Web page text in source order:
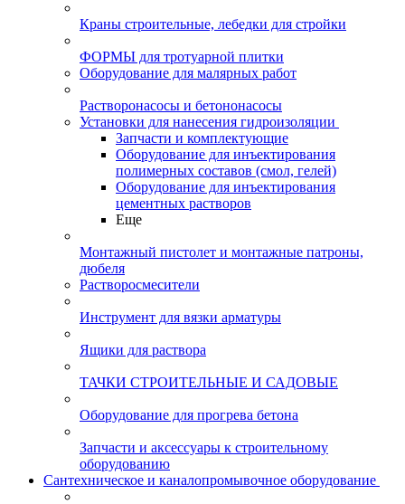
Краны строительные, лебедки для стройки
ФОРМЫ для тротуарной плитки
Оборудование для малярных работ
Растворонасосы и бетононасосы
Установки для нанесения гидроизоляции
Запчасти и комплектующие
Оборудование для инъектирования
полимерных составов (смол, гелей)
Оборудование для инъектирования
цементных растворов
Еще
Монтажный пистолет и монтажные патроны,
дюбеля
Растворосмесители
Инструмент для вязки арматуры
Ящики для раствора
ТАЧКИ СТРОИТЕЛЬНЫЕ И САДОВЫЕ
Оборудование для прогрева бетона
Запчасти и аксессуары к строительному
оборудованию
Сантехническое и каналопромывочное оборудование